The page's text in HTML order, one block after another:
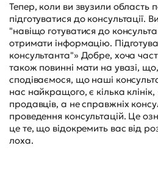
Тепер, коли ви звузили область
підготуватися до консультації.
"навіщо готуватися до
отримати інформацію.
консультанта"» Добре, хоча
також повинні мати на увазі,
сподіваємося, що наші
нас найкращого, є кілька
продавців, а не справжніх
проведення консультацій. Це
це те, що відокремить вас від
лоха.